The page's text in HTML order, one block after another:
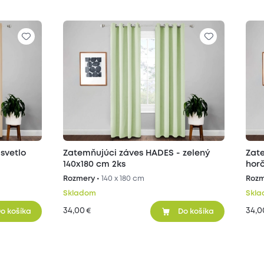
košíka
Zatemňujúci záves HADES - zelený
140x180 cm 2ks
Rozmery • 140 x 180 cm
Skladom
34,00 € Do košíka